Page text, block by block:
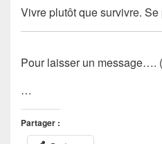
Vivre plutôt que survivre.
Pour laisser un message…. (
…
Partager :